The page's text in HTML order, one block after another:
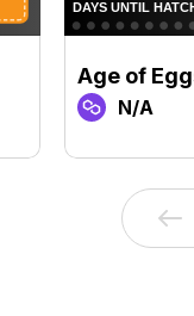
Age of
N/A